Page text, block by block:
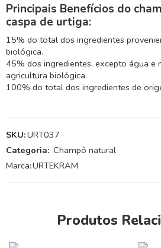
Principais Benefícios do
caspa de urtiga:
15% do total dos ingredientes
biológica.
45% dos ingredientes, excepto água e
agricultura biológica.
100% do total dos ingredientes de
SKU:URT037
Categoria: Champô natural
Marca:URTEKRAM
Produtos